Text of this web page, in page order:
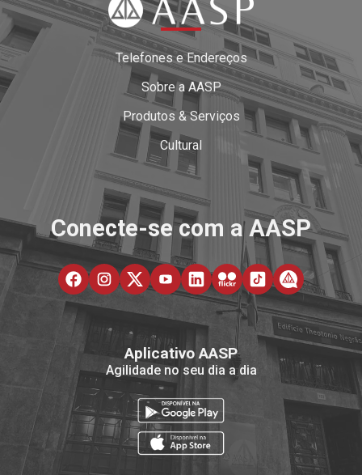
Telefones e Endereços
Sobre a AASP
Produtos & Serviços
Cultural
Conecte-se com a AASP
Aplicativo AASP
Agilidade no seu dia a dia